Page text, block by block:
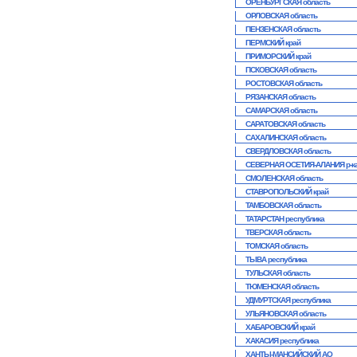
ОРЕНБУРГСКАЯ область
ОРЛОВСКАЯ область
ПЕНЗЕНСКАЯ область
ПЕРМСКИЙ край
ПРИМОРСКИЙ край
ПСКОВСКАЯ область
РОСТОВСКАЯ область
РЯЗАНСКАЯ область
САМАРСКАЯ область
САРАТОВСКАЯ область
САХАЛИНСКАЯ область
СВЕРДЛОВСКАЯ область
СЕВЕРНАЯ ОСЕТИЯ-АЛАНИЯ р-
СМОЛЕНСКАЯ область
СТАВРОПОЛЬСКИЙ край
ТАМБОВСКАЯ область
ТАТАРСТАН республика
ТВЕРСКАЯ область
ТОМСКАЯ область
ТЫВА республика
ТУЛЬСКАЯ область
ТЮМЕНСКАЯ область
УДМУРТСКАЯ республика
УЛЬЯНОВСКАЯ область
ХАБАРОВСКИЙ край
ХАКАСИЯ республика
ХАНТЫ-МАНСИЙСКИЙ АО